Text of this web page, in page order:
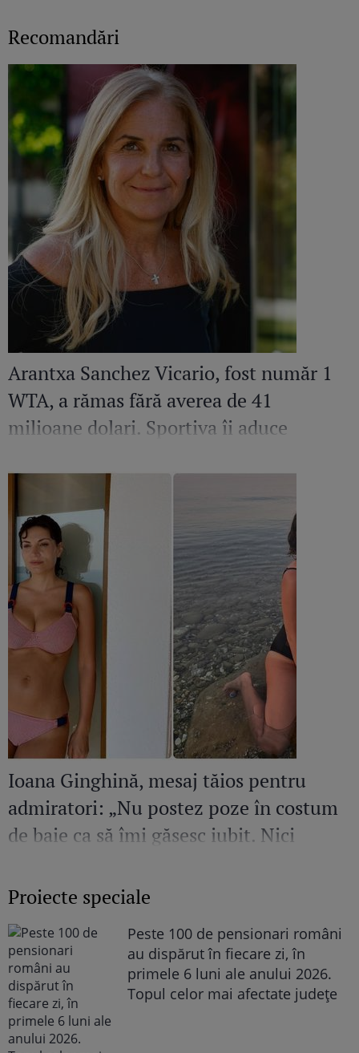
Recomandări
Arantxa Sanchez Vicario, fost număr 1
WTA, a rămas fără averea de 41
milioane dolari. Sportiva îi aduce
Ioana Ginghină, mesaj tăios pentru
admiratori: „Nu postez poze în costum
de baie ca să îmi găsesc iubit. Nici
Proiecte speciale
Peste 100 de pensionari români
au dispărut în fiecare zi, în
primele 6 luni ale anului 2026.
Topul celor mai afectate județe